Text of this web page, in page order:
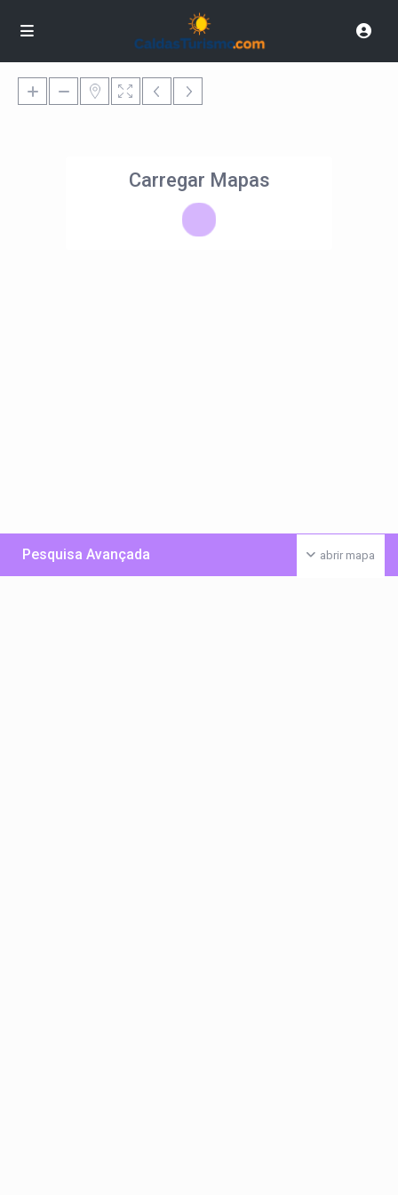
Carregar Mapas
abrir mapa
Pesquisa Avançada